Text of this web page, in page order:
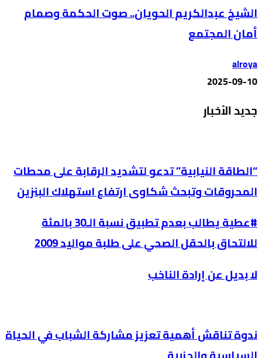
الشيخ عبدالكريم الحويان.. صوت الحكمة وصمام
أمان المجتمع
alroya
2025-09-10
جديد الأخبار
“الطاقة النيابية” تدعو لتشديد الرقابة على محطات
المحروقات وتبحث شكاوى ارتفاع استهلاك البنزين
#عطية يطالب بعدم تطبيق نسبة الـ30 بالمئة
للالتحاق بالحقل الصحي على طلبة مواليد 2009
لا بديل عن إرادة الناخب
ندوة تناقش أهمية تعزيز مشاركة الشباب في الحياة